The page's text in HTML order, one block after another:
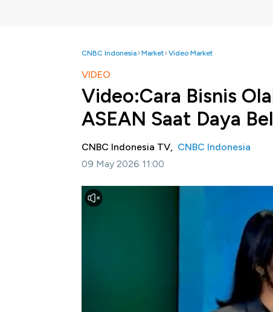
CNBC Indonesia Market Video Market
VIDEO
Video:Cara Bisnis
ASEAN Saat Daya
CNBC Indonesia TV, CNBC Indonesia
09 May 2026 11:00
Jakarta, CNBC Indonesia-
Kenaikan
disebut Presiden Direktur Gunanusa
produksi sekaligus menekan margin industri
Selain itu persoalan pelemahan daya beli
olahan pangan belum sebesar sektor
efisiensi menjadi kunci termasuk
atau artificial intelligence (AI) serta ekspansi